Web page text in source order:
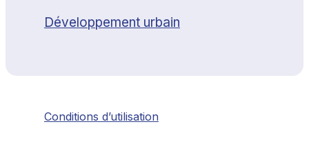
Développement urbain
Conditions d’utilisation